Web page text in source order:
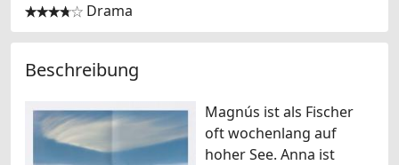

 Drama
Beschreibung
Magnús ist als Fischer
oft wochenlang auf
hoher See. Anna ist